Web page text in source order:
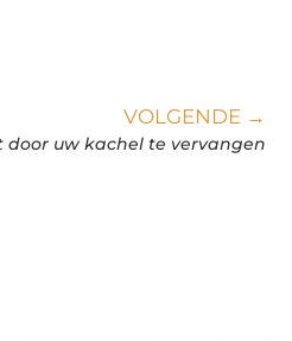
VOLGENDE →
uw kachel te vervangen